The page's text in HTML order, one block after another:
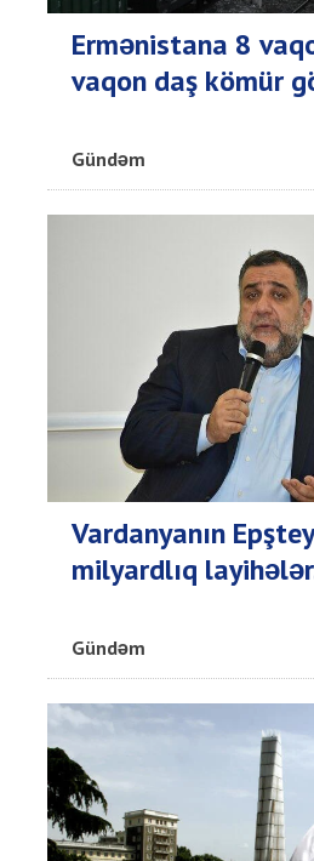
Ermənistana 8
vaqon daş kömür
Gündəm
Vardanyanın
milyardlıq
Gündəm